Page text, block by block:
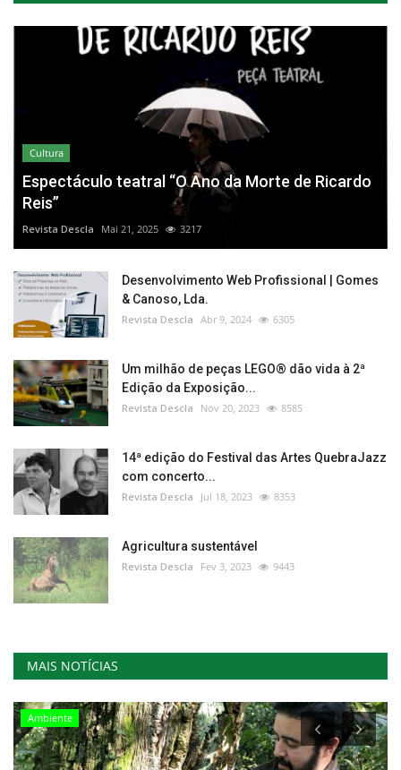
Cultura
Espectáculo teatral “O Ano da Morte de Ricardo
Reis”
Revista Descla Mai 21, 2025 3217
Desenvolvimento Web Profissional | Gomes
& Canoso, Lda.
Revista Descla Abr 9, 2024 6305
Um milhão de peças LEGO® dão vida à 2ª
Edição da Exposição...
Revista Descla Nov 20, 2023 8585
14ª edição do Festival das Artes QuebraJazz
com concerto...
Revista Descla Jul 18, 2023 8353
Agricultura sustentável
Revista Descla Fev 3, 2023 9443
MAIS NOTÍCIAS
Cultura